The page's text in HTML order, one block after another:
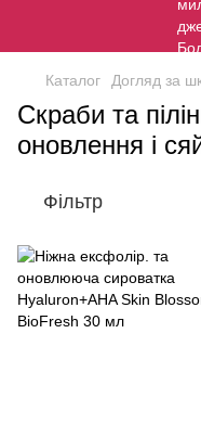
Каталог Догляд за
Скраби та
оновлення і
Фільтр